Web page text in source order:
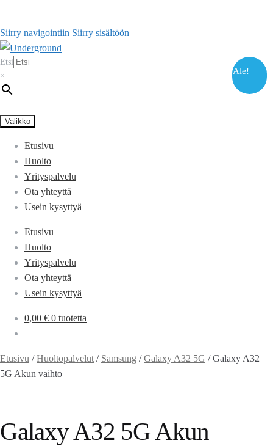
Siirry navigointiin Siirry sisältöön
Etsi
×
Valikko
Etusivu
Huolto
Yrityspalvelu
Ota yhteyttä
Usein kysyttyä
Etusivu
Huolto
Yrityspalvelu
Ota yhteyttä
Usein kysyttyä
0,00 € 0 tuotetta
Etusivu /Huoltopalvelut / Samsung /Galaxy A32 5G /Galaxy A32
5G Akun vaihto
Galaxy A32 5G Akun
Ale!